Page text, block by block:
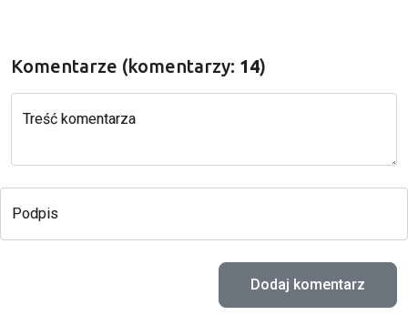
Komentarze (komentarzy: 14)
Treść komentarza
Podpis